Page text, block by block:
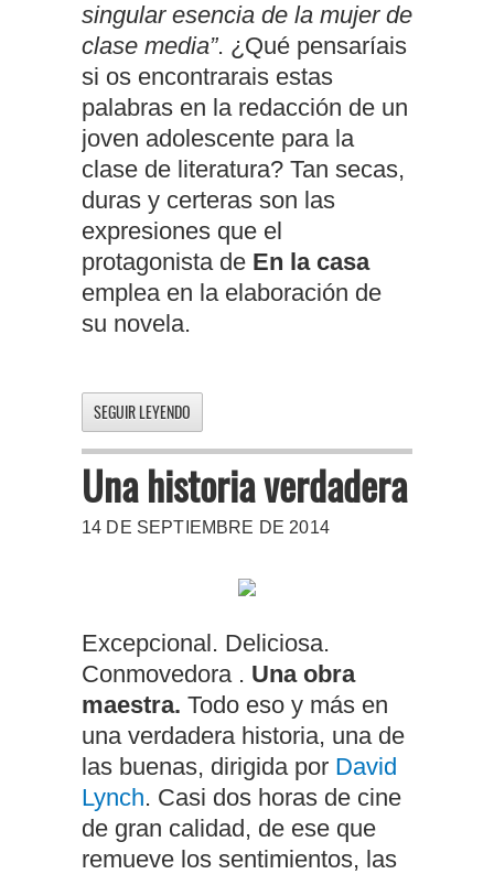
singular esencia de la mujer de
clase media”. ¿Qué pensaríais
si os encontrarais estas
palabras en la redacción de un
joven adolescente para la
clase de literatura? Tan secas,
duras y certeras son las
expresiones que el
protagonista de En la casa
emplea en la elaboración de
su novela.
SEGUIR LEYENDO
Una historia verdadera
14 DE SEPTIEMBRE DE 2014
Excepcional. Deliciosa.
Conmovedora . Una obra
maestra. Todo eso y más en
una verdadera historia, una de
las buenas, dirigida por David
Lynch. Casi dos horas de cine
de gran calidad, de ese que
remueve los sentimientos, las